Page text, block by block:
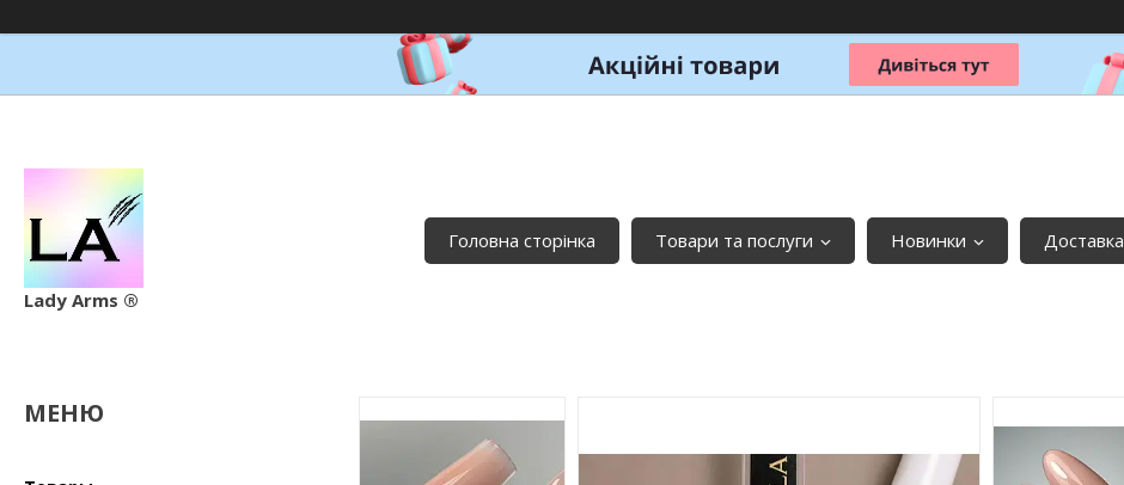
Lady Arms ®
Головна сторінка Товари та послуги Новинки Доставка